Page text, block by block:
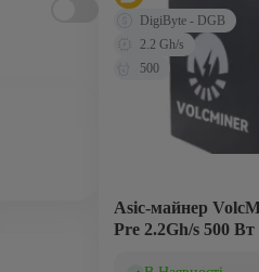
Asic-майнер
Pre 2.2Gh/s 500 Вт
DigiByte - DGB
2.2 Gh/s
500